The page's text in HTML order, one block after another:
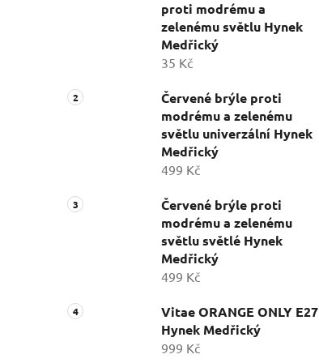
proti modrému a
zelenému světlu Hynek
Medřický
35 Kč
Červené brýle proti
modrému a zelenému
světlu univerzální Hynek
Medřický
499 Kč
Červené brýle proti
modrému a zelenému
světlu světlé Hynek
Medřický
499 Kč
Vitae ORANGE ONLY E27
Hynek Medřický
999 Kč